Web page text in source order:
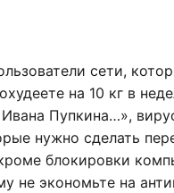
сети,
на 10 кг в
Пупкина…»,
нужно сделать
блокировки
не экономьте на